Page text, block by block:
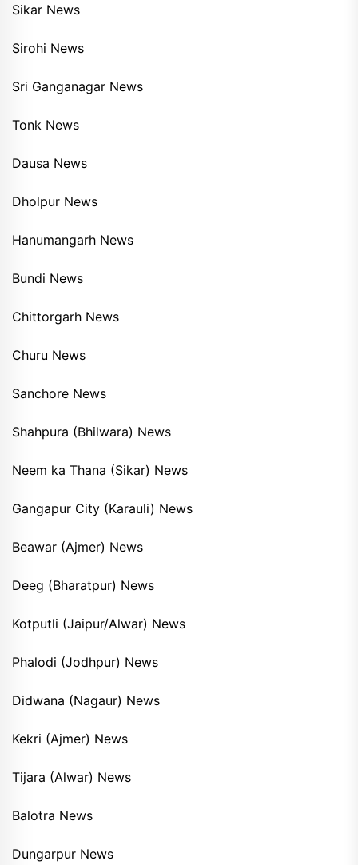
Sikar News
Sirohi News
Sri Ganganagar News
Tonk News
Dausa News
Dholpur News
Hanumangarh News
Bundi News
Chittorgarh News
Churu News
Sanchore News
Shahpura (Bhilwara) News
Neem ka Thana (Sikar) News
Gangapur City (Karauli) News
Beawar (Ajmer) News
Deeg (Bharatpur) News
Kotputli (Jaipur/Alwar) News
Phalodi (Jodhpur) News
Didwana (Nagaur) News
Kekri (Ajmer) News
Tijara (Alwar) News
Balotra News
Dungarpur News